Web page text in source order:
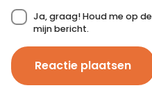
Ja, graag! Houd me op
mijn bericht.
Reactie plaatsen